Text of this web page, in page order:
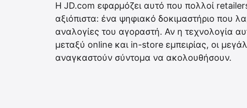
Η JD.com εφαρμόζει αυτό που πολλοί
αξιόπιστα: ένα ψηφιακό δοκιμαστήριο που
αναλογίες του αγοραστή. Αν η τεχνολογία
μεταξύ online και in-store εμπειρίας, οι
αναγκαστούν σύντομα να ακολουθήσουν.